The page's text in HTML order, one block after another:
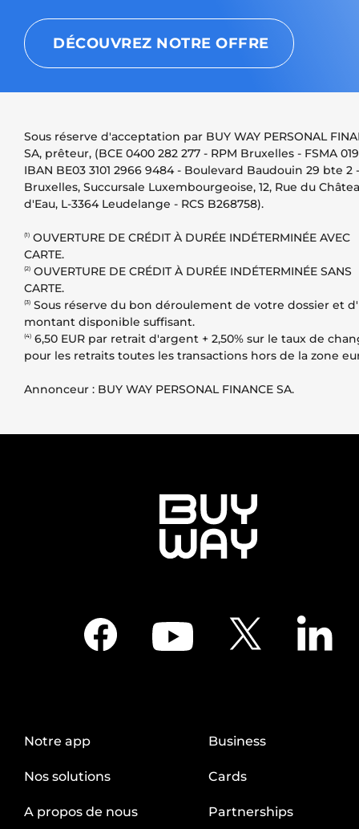
DÉCOUVREZ NOTRE OFFRE
Sous réserve d'acceptation par BUY WAY PERSONAL
SA, prêteur, (BCE 0400 282 277 - RPM Bruxelles - FSMA
IBAN BE03 3101 2966 9484 - Boulevard Baudouin 29 bte 2
Bruxelles, Succursale Luxembourgeoise, 12, Rue du
d'Eau, L-3364 Leudelange - RCS B268758).
(1) OUVERTURE DE CRÉDIT À DURÉE INDÉTERMINÉE AVEC
CARTE.
(2) OUVERTURE DE CRÉDIT À DURÉE INDÉTERMINÉE SANS
CARTE.
(3) Sous réserve du bon déroulement de votre dossier et
montant disponible suffisant.
(4) 6,50 EUR par retrait d'argent + 2,50% sur le taux de
pour les retraits toutes les transactions hors de la zone
Annonceur : BUY WAY PERSONAL FINANCE SA.
Notre app
Nos solutions
A propos de nous
Business
Cards
Partnerships